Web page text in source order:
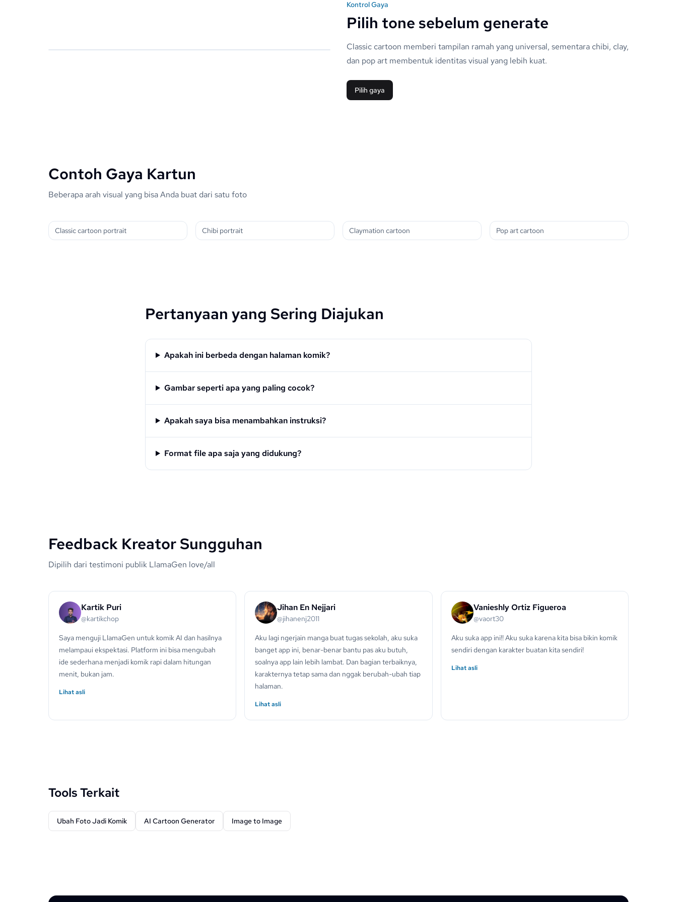
Kontrol Gaya
Pilih tone sebelum generate
Classic cartoon memberi tampilan ramah yang universal, sementara chibi, clay,
dan pop art membentuk identitas visual yang lebih kuat.
Pilih gaya
Contoh Gaya Kartun
Beberapa arah visual yang bisa Anda buat dari satu foto
Classic cartoon portrait Chibi portrait Claymation cartoon Pop art cartoon
Pertanyaan yang Sering Diajukan
Apakah ini berbeda dengan halaman komik?
Gambar seperti apa yang paling cocok?
Apakah saya bisa menambahkan instruksi?
Format file apa saja yang didukung?
Feedback Kreator Sungguhan
Dipilih dari testimoni publik LlamaGen love/all
Kartik Puri
@kartikchop
Saya menguji LlamaGen untuk komik AI dan hasilnya
melampaui ekspektasi. Platform ini bisa mengubah
ide sederhana menjadi komik rapi dalam hitungan
menit, bukan jam.
Lihat asli
Jihan En Nejjari
@jihanenj2011
Aku lagi ngerjain manga buat tugas sekolah, aku suka
banget app ini, benar-benar bantu pas aku butuh,
soalnya app lain lebih lambat. Dan bagian terbaiknya,
karakternya tetap sama dan nggak berubah-ubah tiap
halaman.
Lihat asli
Vanieshly Ortiz Figueroa
@vaort30
Aku suka app ini!! Aku suka karena kita bisa bikin komik
sendiri dengan karakter buatan kita sendiri!
Lihat asli
Tools Terkait
Ubah Foto Jadi Komik AI Cartoon Generator Image to Image